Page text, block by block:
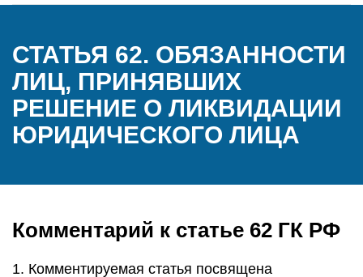
СТАТЬЯ 62. ОБЯЗАННОСТИ
ЛИЦ, ПРИНЯВШИХ
РЕШЕНИЕ О ЛИКВИДАЦИИ
ЮРИДИЧЕСКОГО ЛИЦА
Комментарий к статье 62 ГК РФ
1. Комментируемая статья посвящена